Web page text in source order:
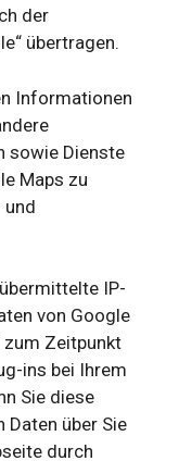
der
übertragen.
Informationen
sowie Dienste
Maps zu
und
übermittelte IP-
von Google
zum Zeitpunkt
ins bei Ihrem
Sie diese
Daten über Sie
durch